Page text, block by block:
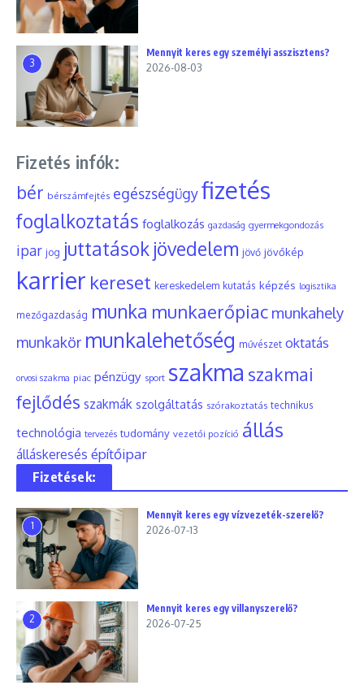
3
Mennyit keres egy személyi asszisztens?
2026-08-03
Fizetés infók:
bér bérszámfejtés egészségügyfizetés
foglalkoztatás foglalkozás gazdaság gyermekgondozás
ipar jog juttatások jövedelem jövő jövőkép
karrier kereset kereskedelem kutatás képzés logisztika
mezőgazdaság munka munkaerőpiac munkahely
munkakör munkalehetőség művészet oktatás
orvosi szakma piac pénzügy sport szakma szakmai
fejlődés szakmák szolgáltatás szórakoztatás technikus
technológia tervezés tudomány vezetői pozíció állás
álláskeresés építőipar
Fizetések:
1
Mennyit keres egy vízvezeték-szerelő?
2026-07-13
2
Mennyit keres egy villanyszerelő?
2026-07-25